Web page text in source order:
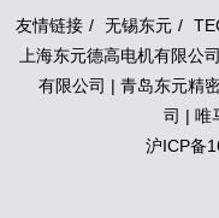
友情链接 无锡东元
上海东元德高电机有限公司
有限公司 | 青岛东元精
司 | 唯
沪ICP备